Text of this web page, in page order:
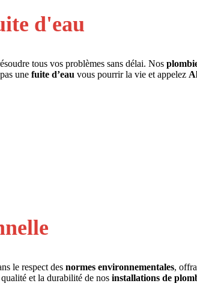
d'eau
tous vos problèmes sans délai. Nos
une fuite d’eau vous pourrir la vie et appelez
le respect des normes environnementales,
et la durabilité de nos installations de